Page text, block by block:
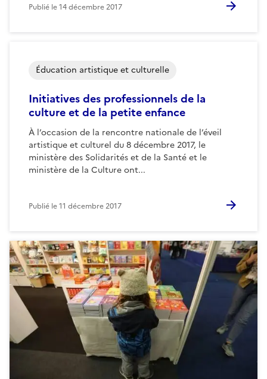
Publié le14 décembre 2017
Initiatives des professionnels de la
culture et de la petite enfance
À l’occasion de la rencontre nationale de l’éveil
artistique et culturel du 8 décembre 2017, le
ministère des Solidarités et de la Santé et le
ministère de la Culture ont...
Éducation artistique et culturelle
Publié le11 décembre 2017